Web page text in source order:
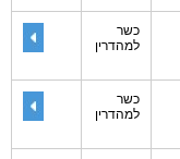
כשר
למהדרין
כשר
למהדרין